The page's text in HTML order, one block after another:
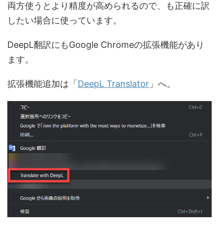
両方使うとより精度が高められるので、も正確に訳
したい場合に使っています。
DeepL翻訳にもGoogle Chromeの拡張機能があり
ます。
拡張機能追加は「 DeepL Translator 」へ。